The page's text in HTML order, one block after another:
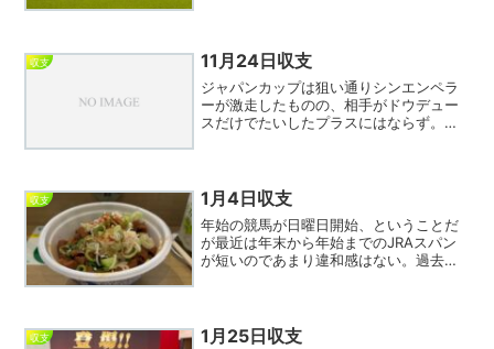
にとどめること...
収支 11月24日収支
ジャパンカップは狙い通りシンエンペラ
ーが激走したものの、相手がドウデュー
スだけでたいしたプラスにはならず。惜
いビッグシーザー...
収支 1月4日収支
年始の競馬が日曜日開始、ということだ
が最近は年末から年始までのJRAスパン
が短いのであまり違和感はない。過去は
と言えばJRAア...
収支 1月25日収支